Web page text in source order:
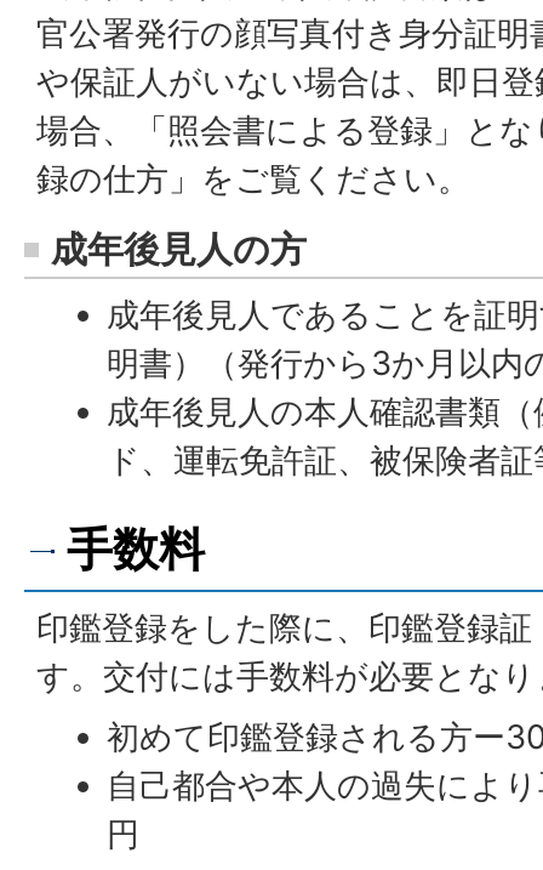
官公署発行の顔写真付き身分証
や保証人がいない場合は、即日
場合、「照会書による登録」と
録の仕方」をご覧ください。
成年後見人の方
成年後見人であることを証
明書）（発行から3か月以内
成年後見人の本人確認書類
ド、運転免許証、被保険者
手数料
印鑑登録をした際に、印鑑登録
す。交付には手数料が必要とな
初めて印鑑登録される方ー
自己都合や本人の過失によ
円